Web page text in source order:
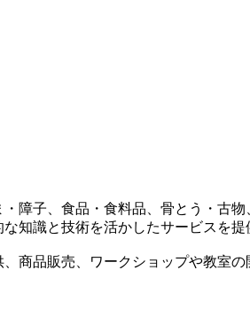
障子、食品・食料品、骨とう・古
知識と技術を活かしたサービスを提
商品販売、ワークショップや教室